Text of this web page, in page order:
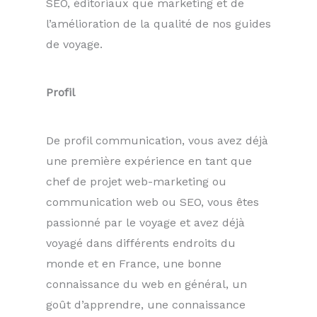
SEO, éditoriaux que marketing et de
l’amélioration de la qualité de nos guides
de voyage.
Profil
De profil communication, vous avez déjà
une première expérience en tant que
chef de projet web-marketing ou
communication web ou SEO, vous êtes
passionné par le voyage et avez déjà
voyagé dans différents endroits du
monde et en France, une bonne
connaissance du web en général, un
goût d’apprendre, une connaissance